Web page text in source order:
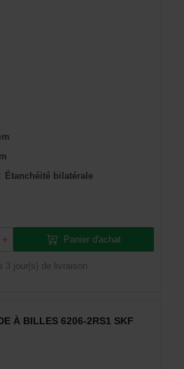
Étanchéité bilatérale
Panier d'achat
3 jour(s) de livraison
À BILLES 6206-2RS1 SKF